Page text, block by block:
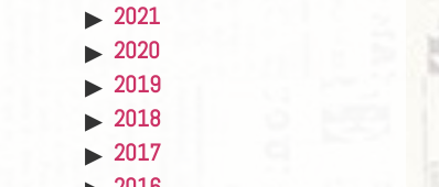
2021
2020
2019
2018
2017